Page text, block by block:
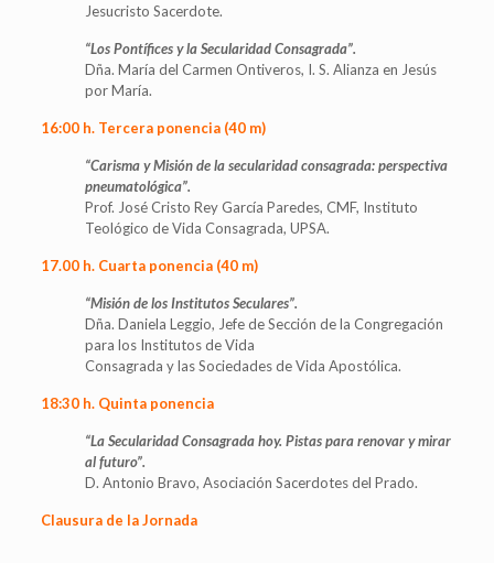
Jesucristo Sacerdote.
“Los Pontífices y la Secularidad Consagrada”.
Dña. María del Carmen Ontiveros, I. S. Alianza en Jesús
por María.
16:00 h. Tercera ponencia (40 m)
“Carisma y Misión de la secularidad consagrada: perspectiva
pneumatológica”.
Prof. José Cristo Rey García Paredes, CMF, Instituto
Teológico de Vida Consagrada, UPSA.
17.00 h. Cuarta ponencia (40 m)
“Misión de los Institutos Seculares”.
Dña. Daniela Leggio, Jefe de Sección de la Congregación
para los Institutos de Vida
Consagrada y las Sociedades de Vida Apostólica.
18:30 h. Quinta ponencia
“La Secularidad Consagrada hoy. Pistas para renovar y mirar
al futuro”.
D. Antonio Bravo, Asociación Sacerdotes del Prado.
Clausura de la Jornada